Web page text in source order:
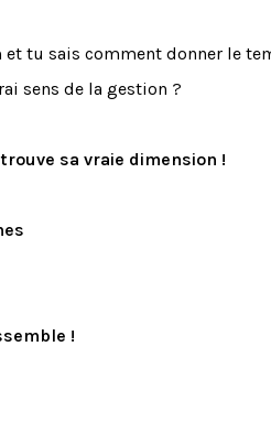
tu sais comment donner le
sens de la gestion ?
sa vraie dimension !
!